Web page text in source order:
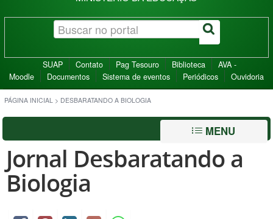
SUAP Contato Pag Tesouro Biblioteca
AVA -
Moodle
Documentos Sistema de eventos Periódicos Ouvidoria
PÁGINA INICIAL > DESBARATANDO A BIOLOGIA
MENU
Jornal Desbaratando a
Biologia